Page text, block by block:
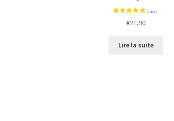
€21,90
Lire la suite